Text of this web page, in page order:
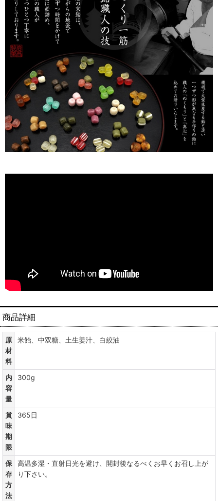
商品詳細
原
材
料
米飴、中双糖、土生姜汁、白絞油
内
容
量
300g
賞
味
期
限
365日
保
存
方
法
高温多湿・直射日光を避け、開封後なるべくお早くお召し上が
り下さい。